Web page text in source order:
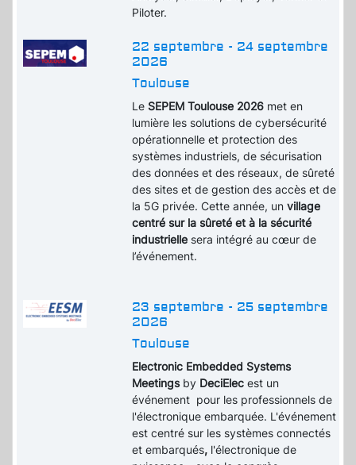
Piloter.
22 septembre - 24 septembre
2026
Toulouse
Le SEPEM Toulouse 2026 met en
lumière les solutions de cybersécurité
opérationnelle et protection des
systèmes industriels, de sécurisation
des données et des réseaux, de sûreté
des sites et de gestion des accès et de
la 5G privée. Cette année, unvillage
centré sur la sûreté et à la sécurité
industrielle sera intégré au cœur de
l’événement.
23 septembre - 25 septembre
2026
Toulouse
Electronic Embedded Systems
Meetingsby DeciElecest un
événement pour les professionnels de
l'électronique embarquée. L'événement
est centré sur les systèmes connectés
et embarqués, l'électronique de